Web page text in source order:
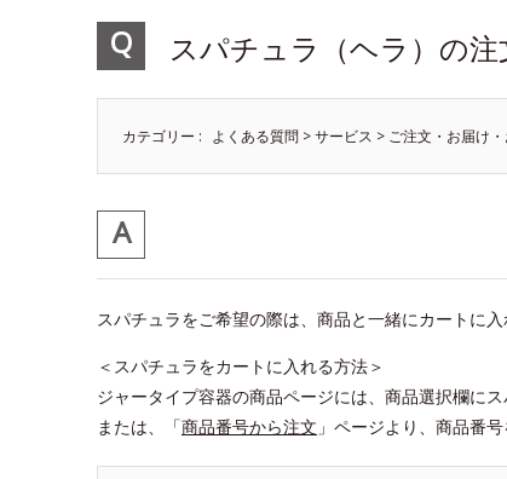
スパチュラ（ヘラ）の注
カテゴリー : よくある質問 >サービス > ご注文・お届け
スパチュラをご希望の際は、商品と一緒にカートに
＜スパチュラをカートに入れる方法＞
ジャータイプ容器の商品ページには、商品選択欄に
または、「商品番号から注文 」ページより、商品番